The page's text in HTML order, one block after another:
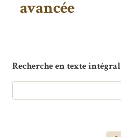
avancée
Recherche en texte intégral